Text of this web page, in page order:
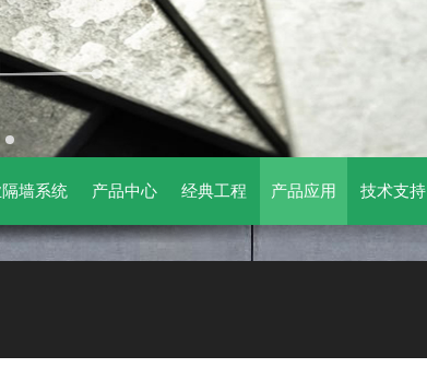
墙系统 产品中心 经典工程 产品应用 技术支持